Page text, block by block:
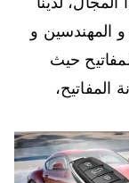
المهندسين و
حيث